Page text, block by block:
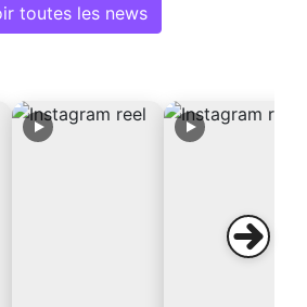
toutes les news